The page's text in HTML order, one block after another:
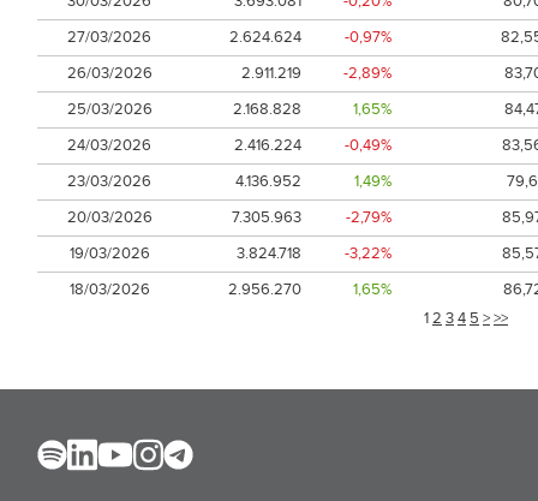
12 34 5 >>>
27/03/2026
2.624.624 -0,97%
26/03/2026
2.911.219 -2,89%
25/03/2026
2.168.828 1,65%
24/03/2026
2.416.224 -0,49%
23/03/2026
4.136.952 1,49%
20/03/2026
7.305.963 -2,79%
19/03/2026
3.824.718 -3,22%
18/03/2026
2.956.270 1,65%